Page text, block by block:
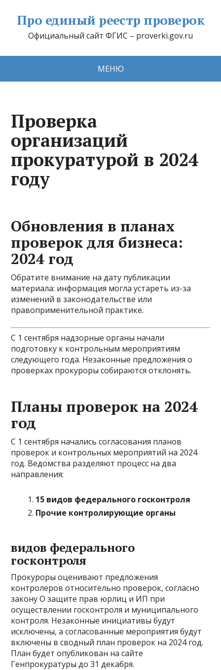
Про единый реестр проверок
Официальный сайт ФГИС – proverki.gov.ru
МЕНЮ
Проверка
организаций
прокуратурой в 2024
году
Обновления в планах
проверок для бизнеса:
2024 год
Обратите внимание на дату публикации
материала: информация могла устареть из-за
изменений в законодательстве или
правоприменительной практике.
С 1 сентября надзорные органы начали
подготовку к контрольным мероприятиям
следующего года. Незаконные предложения о
проверках прокуроры собираются отклонять.
Планы проверок на 2024
год
С 1 сентября начались согласования планов
проверок и контрольных мероприятий на 2024
год. Ведомства разделяют процесс на два
направления:
15 видов федерального госконтроля
Прочие контролирующие органы
видов федерального
госконтроля
Прокуроры оценивают предложения
контролеров относительно проверок, согласно
закону О защите прав юрлиц и ИП при
осуществлении госконтроля и муниципального
контроля. Незаконные инициативы будут
исключены, а согласованные мероприятия будут
включены в сводный план проверок на 2024 год.
План будет опубликован на сайте
Генпрокуратуры до 31 декабря.